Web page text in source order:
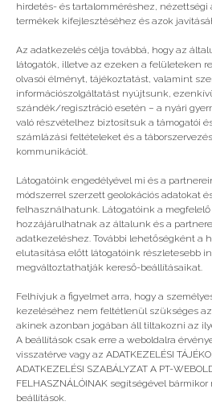
hirdetés- és tartalomméréshez,
termékek kifejlesztéséhez és azok
Az adatkezelés célja továbbá, hogy az
látogatók, illetve az ezeken a felületeken
olvasói élményt, tájékoztatást, valamint
információszolgáltatást nyújtsunk,
szándék/regisztráció esetén – a nyári
való részvételhez biztosítsuk a támogatói
számlázási feltételeket és a
kommunikációt.
Látogatóink engedélyével mi és a
módszerrel szerzett geolokációs adatokat
felhasználhatunk. Látogatóink a
hozzájárulhatnak az általunk és a
adatkezeléshez. További lehetőségként a
elutasítása előtt látogatóink részletesebb
megváltoztathatják kereső-beállításaikat.
Felhívjuk a figyelmet arra, hogy a
kezeléséhez nem feltétlenül szükséges
akinek azonban jogában áll tiltakozni az
A beállítások csak erre a weboldalra
visszatérve vagy az ADATKEZELÉSI
ADATKEZELÉSI SZABÁLYZAT A PT-
FELHASZNÁLÓINAK segítségével
beállítások.
Még több
Megszámlálhatatlan élmény,